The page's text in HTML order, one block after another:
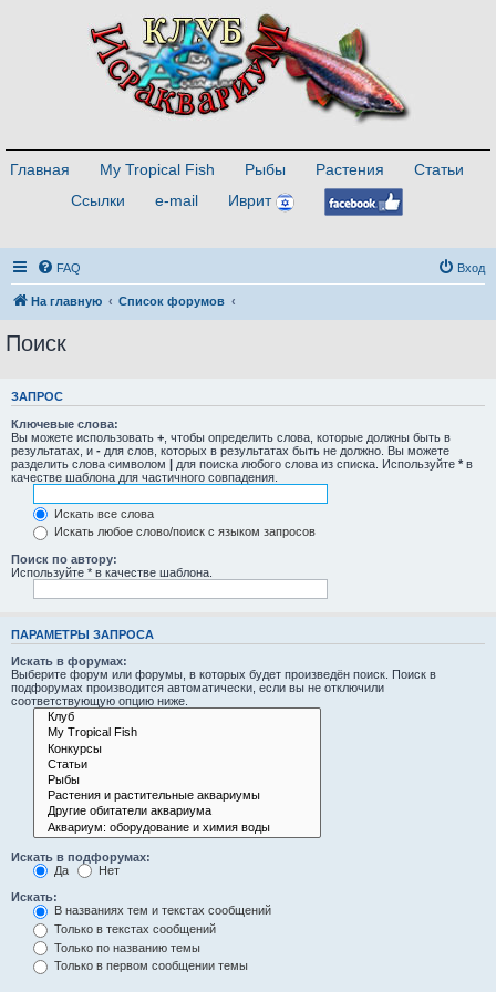
Главная My Tropical Fish Рыбы Растения
Статьи
Ссылки
e-mail Иврит
FAQ Вход
На главную Список форумов
Поиск
ЗАПРОС
Ключевые слова:
Вы можете использовать + , чтобы определить слова, которые должны быть в
результатах, и - для слов, которых в результатах быть не должно. Вы можете
разделить слова символом | для поиска любого слова из списка. Используйте * в
качестве шаблона для частичного совпадения.
Искать все слова
Искать любое слово/поиск с языком запросов
Поиск по автору:
Используйте * в качестве шаблона.
ПАРАМЕТРЫ ЗАПРОСА
Искать в форумах:
Выберите форум или форумы, в которых будет произведён поиск. Поиск в
подфорумах производится автоматически, если вы не отключили
соответствующую опцию ниже.
Искать в подфорумах:
Да
Нет
Искать:
В названиях тем и текстах сообщений
Только в текстах сообщений
Только по названию темы
Только в первом сообщении темы